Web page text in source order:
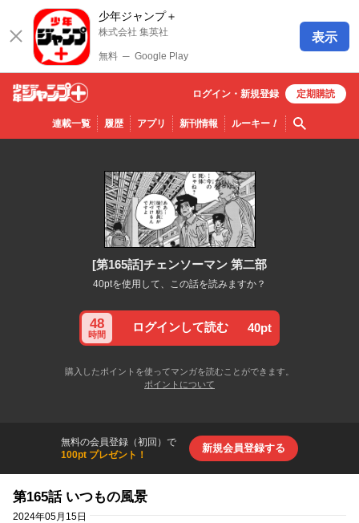
少年ジャンプ＋
株式会社 集英社
無料 ─ Google Play
表示
少年ジ
ャンプ
連載一覧 履歴 アプリ 新刊情報 ルーキー！ 検索
ログイン・ 新規登録 定期購読
[第165話]チェンソーマン 第二部
40ptを使用して、この話を読みますか？
48
時間
ログインして読む 40pt
購入したポイントを使ってマンガを読むことができます。
ポイントについて
無料の会員登録（初回）で
100pt プレゼント！
新規会員登録する
第165話 いつもの風景
2024年05月15日